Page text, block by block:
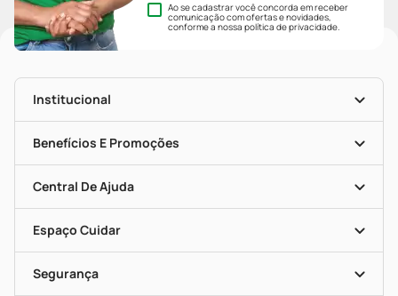
Ao se cadastrar você concorda em receber
comunicação com ofertas e novidades,
conforme a nossapolítica de privacidade.
Institucional
História
Nossas Lojas
Mapa De Categorias
Blog Da PP
Seja Uma Loja Parceira
Benefícios E Promoções
Clube PP
Convênios
Programa Popular Do Brasil
Encarte De Ofertas
Dermaclub
Descontos De Laboratório (PBM)
Cupons E Ofertas
Central De Ajuda
Entrega
Recompra Programada
Compras Com Receita
Alomed (tele-Entrega)
Formas De Pagamento
Troca E Devolução
Espaço Cuidar
Vacinas
Serviços Farmacêuticos
Testes Rápidos
Segurança